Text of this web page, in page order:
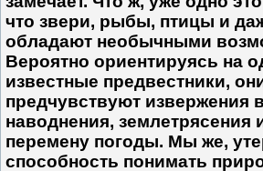
что звери, рыбы, птицы и
обладают необычными
Вероятно ориентируясь на
известные предвестники,
предчувствуют извержения
наводнения, землетрясения
перемену погоды. Мы же,
способность понимать